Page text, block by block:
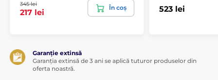
motor puternic
rezistent la apă (IPX7)
contact constant cu clitorisul
345 lei
217 lei
În coș 523 lei
Garanție extinsă
Garanția extinsă de 3 ani se aplică tuturor produselor din
oferta noastră.